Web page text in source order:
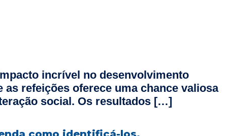
incrível no desenvolvimento
refeições oferece uma chance valiosa
social. Os resultados […]